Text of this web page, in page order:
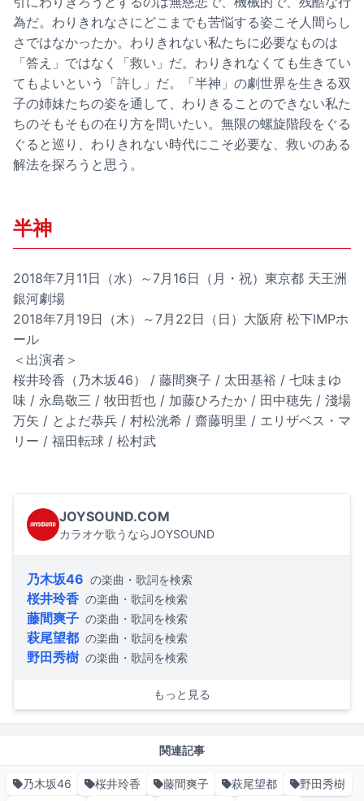
為だ。わりきれなさにどこまでも苦悩する姿こそ人間らし
さではなかったか。わりきれない私たちに必要なものは
「答え」ではなく「救い」だ。わりきれなくても生きてい
てもよいという「許し」だ。「半神」の劇世界を生きる双
子の姉妹たちの姿を通して、わりきることのできない私た
ちのそもそもの在り方を問いたい。無限の螺旋階段をぐる
ぐると巡り、わりきれない時代にこそ必要な、救いのある
解法を探ろうと思う。
半神
2018年7月11日（水）～7月16日（月・祝）東京都 天王洲
銀河劇場
2018年7月19日（木）～7月22日（日）大阪府 松下IMPホ
ール
＜出演者＞
桜井玲香（乃木坂46） / 藤間爽子 / 太田基裕 / 七味まゆ
味 / 永島敬三 / 牧田哲也 / 加藤ひろたか / 田中穂先 / 淺場
万矢 / とよだ恭兵 / 村松洸希 / 齋藤明里 / エリザベス・マ
リー / 福田転球 / 松村武
JOYSOUND.COM
カラオケ歌うならJOYSOUND
乃木坂46 の楽曲・歌詞を検索
桜井玲香 の楽曲・歌詞を検索
藤間爽子 の楽曲・歌詞を検索
萩尾望都 の楽曲・歌詞を検索
野田秀樹 の楽曲・歌詞を検索
もっと見る
関連記事
乃木坂46 桜井玲香 藤間爽子 萩尾望都
野田秀樹